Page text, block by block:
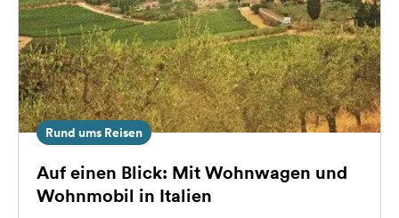
Rund ums Reisen
Auf einen Blick: Mit Wohnwagen und
Wohnmobil in Italien